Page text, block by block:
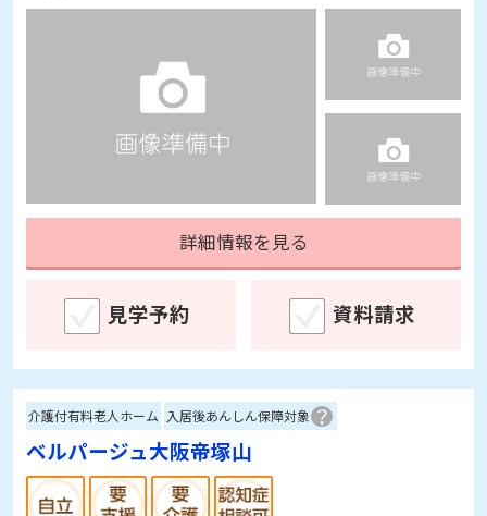
詳細情報を見る
見学予約 資料請求
介護付有料老人ホーム 入居後あんしん保障対象
ベルパージュ大阪帝塚山